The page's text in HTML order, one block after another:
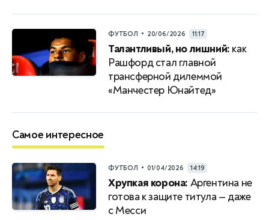
ФУТБОЛ • 20/06/2026 11:17
Талантливый, но лишний: как
Рашфорд стал главной
трансферной дилеммой
«Манчестер Юнайтед»
Самое интересное
ФУТБОЛ • 01/04/2026 14:19
Хрупкая корона: Аргентина не
готова к защите титула — даже
с Месси